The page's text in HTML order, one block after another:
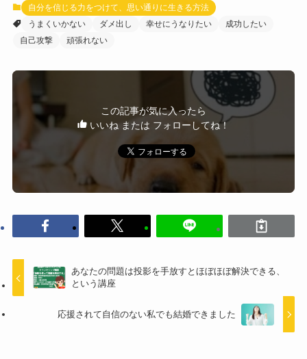
自分を信じる力をつけて、思い通りに生きる方法
うまくいかない
ダメ出し 幸せにうなりたい
成功したい
自己攻撃
頑張れない
この記事が気に入ったら
いいね または フォローしてね！
あなたの問題は投影を手放すとほぼほぼ解決できる、
という講座
応援されて自信のない私でも結婚できました